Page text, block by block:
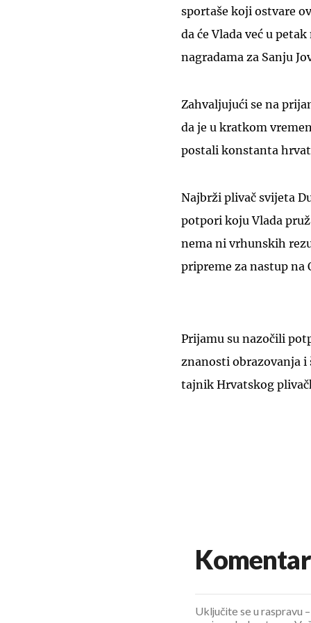
sportaše koji ostvare
da će Vlada već u
nagradama za Sanju
Zahvaljujući se na
da je u kratkom
postali konstanta
Najbrži plivač svijeta
potpori koju Vlada
nema ni vrhunskih
pripreme za nastup na
Prijamu su nazočili
znanosti obrazovanja i
tajnik Hrvatskog
Uključite se u raspravu